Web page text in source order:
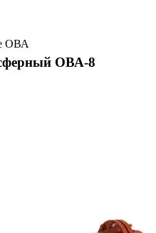
ОВА
ОВА-8